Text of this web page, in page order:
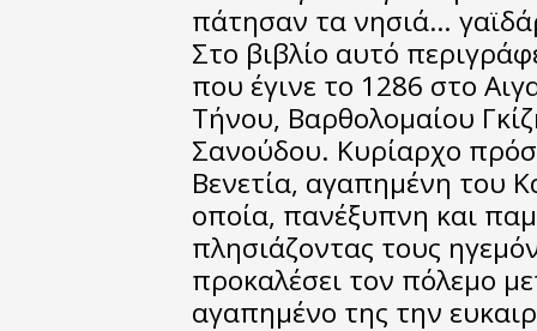
πάτησαν τα νησιά…
Στο βιβλίο αυτό
που έγινε το 1286 στο
Τήνου, Βαρθολομαίου
Σανούδου. Κυρίαρχο
Βενετία, αγαπημένη του
οποία, πανέξυπνη και
πλησιάζοντας τους
προκαλέσει τον πόλεμο
αγαπημένο της την